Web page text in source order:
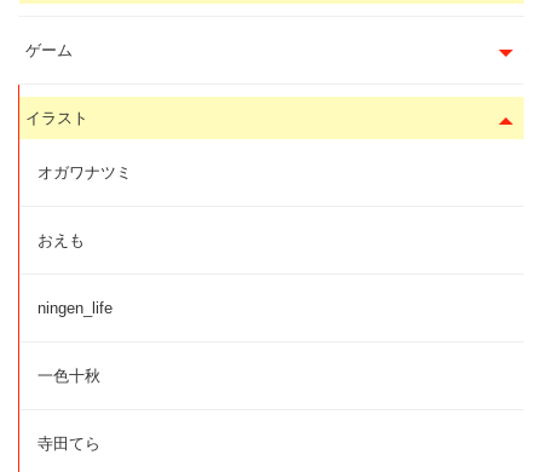
ゲーム
イラスト
オガワナツミ
おえも
ningen_life
一色十秋
寺田てら